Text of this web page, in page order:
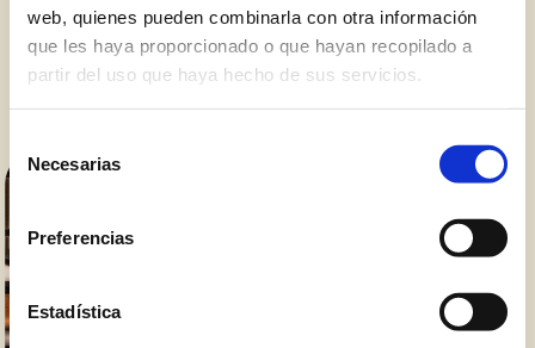
web, quienes pueden combinarla con otra información
que les haya proporcionado o que hayan recopilado a
partir del uso que haya hecho de sus servicios.
de Necesarias
Preferencias
Estadística
de vino.